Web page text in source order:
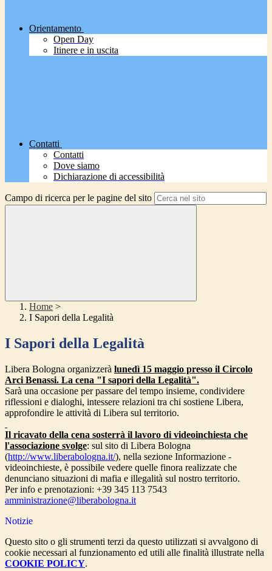
Orientamento
Open Day
Itinere e in uscita
Contatti
Contatti
Dove siamo
Dichiarazione di accessibilità
Campo di ricerca per le pagine del sito
Home >
I Sapori della Legalità
I Sapori della Legalità
Libera Bologna organizzerà lunedì 15 maggio presso il Circolo
Arci Benassi. La cena "I sapori della Legalità".
Sarà una occasione per passare del tempo insieme, condividere
riflessioni e dialoghi, intessere relazioni tra chi sostiene Libera,
approfondire le attività di Libera sul territorio.
Il ricavato della cena sosterrà il lavoro di videoinchiesta che
l'associazione svolge: sul sito di Libera Bologna
(http://www.liberabologna.it/), nella sezione Informazione -
videoinchieste, è possibile vedere quelle finora realizzate che
denunciano situazioni di mafia e illegalità sul nostro territorio.
Per info e prenotazioni: +39 345 113 7543
amministrazione@liberabologna.it
Notizie
Questo sito o gli strumenti terzi da questo utilizzati si avvalgono di
cookie necessari al funzionamento ed utili alle finalità illustrate nella
COOKIE POLICY.